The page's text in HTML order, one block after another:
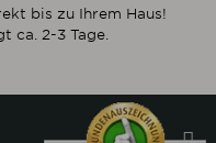
bis zu Ihrem Haus!
ca. 2-3 Tage.